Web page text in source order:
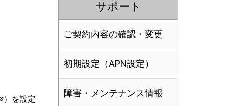
）を設定
サポート
ご契約内容の確認・変更
初期設定（APN設定）
障害・メンテナンス情報